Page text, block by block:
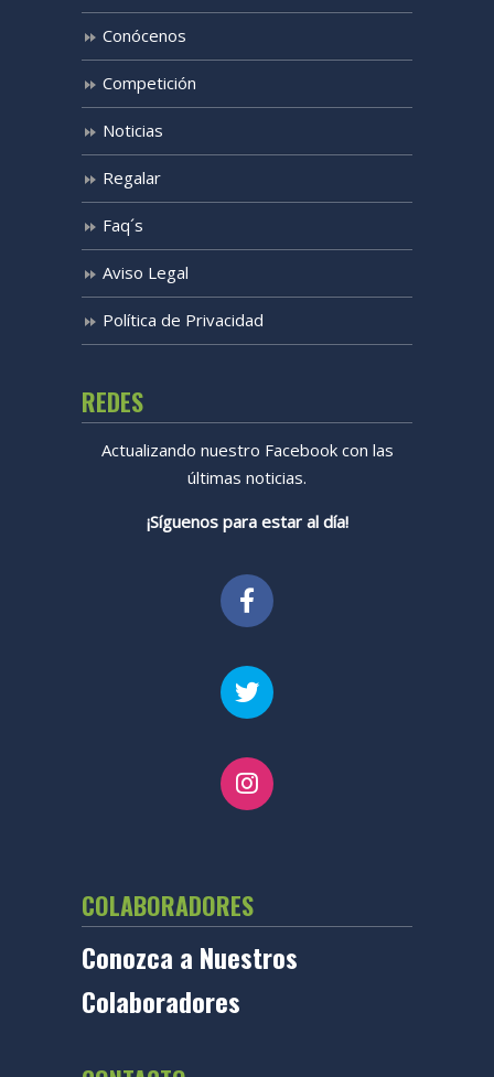
Conócenos
Competición
Noticias
Regalar
Faq´s
Aviso Legal
Política de Privacidad
REDES
Actualizando nuestro Facebook con las
últimas noticias.
¡Síguenos para estar al día!
COLABORADORES
Conozca a Nuestros
Colaboradores